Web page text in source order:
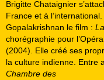
Brigitte Chataignier
France et à
Gopalakrishnan le film :
chorégraphie pour
(2004). Elle créé ses
la culture indienne. Entre
Chambre des